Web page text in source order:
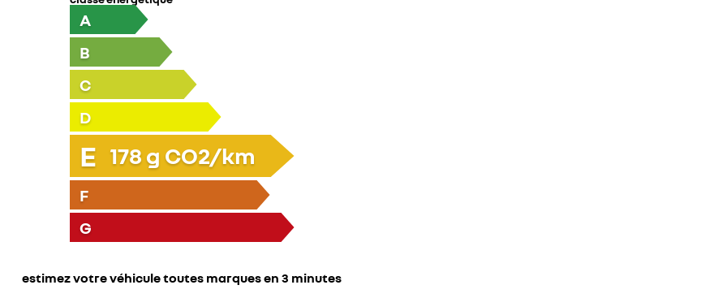
A
B
C
D
E 178 g CO2/km
F
G
estimez votre véhicule toutes marques en 3 minutes